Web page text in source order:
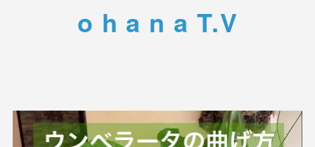
o h a n a T.V